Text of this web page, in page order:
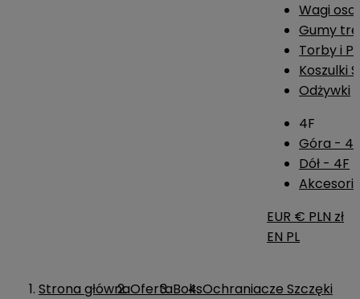
Wagi
Gumy
Torby i
Koszulki
Odżywki
4F
Góra -
Dół - 4F
EUR € PLN zł
EN PL
Strona głównaOfertaBoksOchraniacze Szczęki